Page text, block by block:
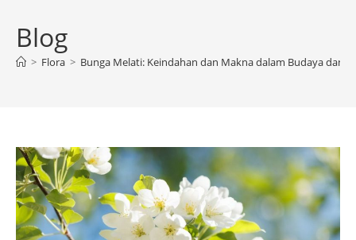
Blog
> Flora > Bunga Melati: Keindahan dan Makna dalam Budaya dan